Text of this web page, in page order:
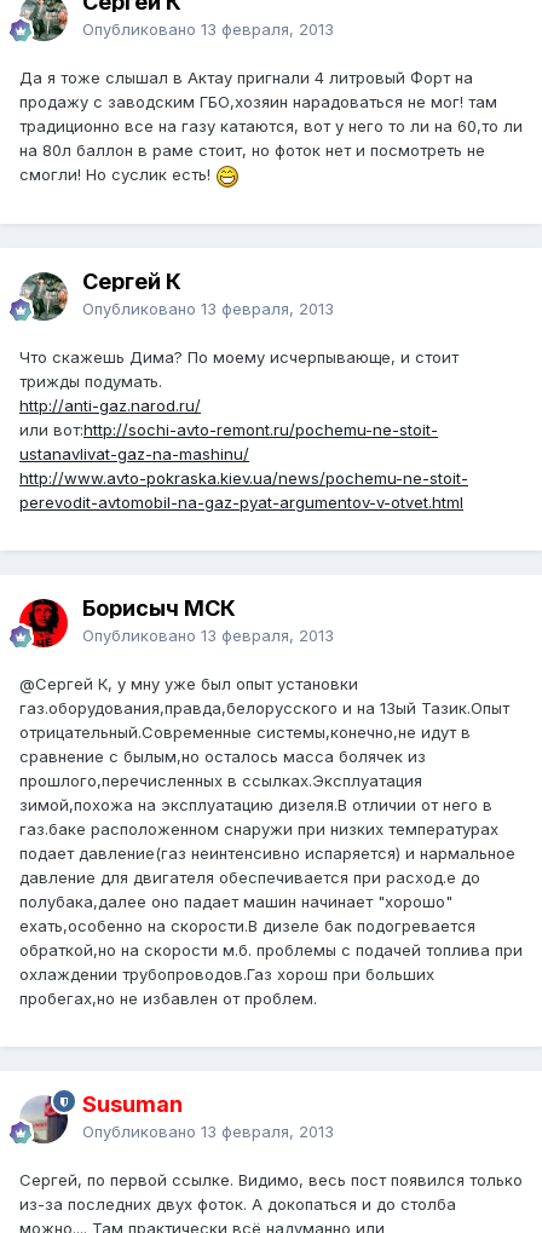
Опубликовано 13 февраля, 2013
Да я тоже слышал в Актау пригнали 4 литровый Форт на
продажу с заводским ГБО,хозяин нарадоваться не мог! там
традиционно все на газу катаются, вот у него то ли на 60,то ли
на 80л баллон в раме стоит, но фоток нет и посмотреть не
смогли! Но суслик есть!
Сергей К
Опубликовано 13 февраля, 2013
Что скажешь Дима? По моему исчерпывающе, и стоит
трижды подумать.
http://anti-gaz.narod.ru/
или вот:http://sochi-avto-remont.ru/pochemu-ne-stoit-
ustanavlivat-gaz-na-mashinu/
http://www.avto-pokraska.kiev.ua/news/pochemu-ne-stoit-
perevodit-avtomobil-na-gaz-pyat-argumentov-v-otvet.html
Борисыч МСК
Опубликовано 13 февраля, 2013
@Сергей К, у мну уже был опыт установки
газ.оборудования,правда,белорусского и на 13ый Тазик.Опыт
отрицательный.Современные системы,конечно,не идут в
сравнение с былым,но осталось масса болячек из
прошлого,перечисленных в ссылках.Эксплуатация
зимой,похожа на эксплуатацию дизеля.В отличии от него в
газ.баке расположенном снаружи при низких температурах
подает давление(газ неинтенсивно испаряется) и нармальное
давление для двигателя обеспечивается при расход.е до
полубака,далее оно падает машин начинает "хорошо"
ехать,особенно на скорости.В дизеле бак подогревается
обраткой,но на скорости м.б. проблемы с подачей топлива при
охлаждении трубопроводов.Газ хорош при больших
пробегах,но не избавлен от проблем.
Susuman
Опубликовано 13 февраля, 2013
Сергей, по первой ссылке. Видимо, весь пост появился только
из-за последних двух фоток. А докопаться и до столба
можно.... Там практически всё надуманно или